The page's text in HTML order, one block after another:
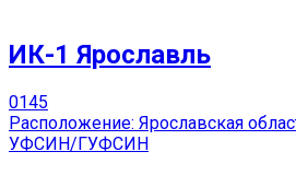
ИК-1 Ярославль
0145
Расположение: Ярославская
УФСИН/ГУФСИН